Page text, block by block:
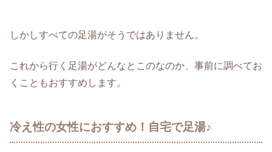
しかしすべての足湯がそうではありません。
これから行く足湯がどんなとこのなのか、事前に調べてお
くこともおすすめします。
冷え性の女性におすすめ！自宅で足湯♪